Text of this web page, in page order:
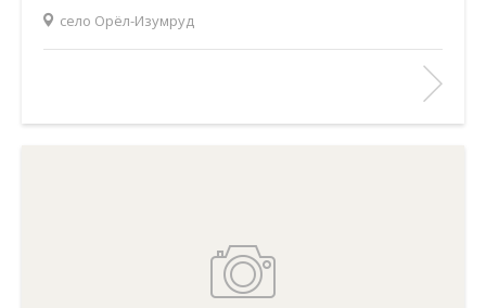
село Орёл-Изумруд